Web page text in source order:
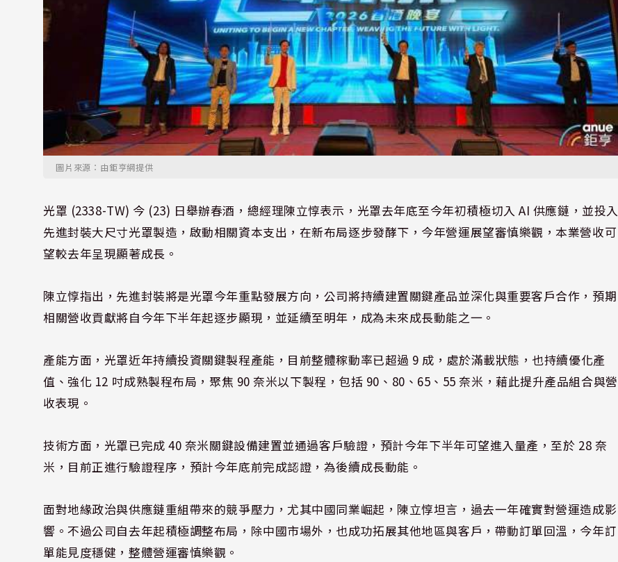
圖片來源：由鉅亨網提供
光罩 (2338-TW) 今 (23) 日舉辦春酒，總經理陳立惇表示，光罩去年底至今年初積極切入 AI 供應鏈，並投入
先進封裝大尺寸光罩製造，啟動相關資本支出，在新布局逐步發酵下，今年營運展望審慎樂觀，本業營收可
望較去年呈現顯著成長。
陳立惇指出，先進封裝將是光罩今年重點發展方向，公司將持續建置關鍵產品並深化與重要客戶合作，預期
相關營收貢獻將自今年下半年起逐步顯現，並延續至明年，成為未來成長動能之一。
產能方面，光罩近年持續投資關鍵製程產能，目前整體稼動率已超過 9 成，處於滿載狀態，也持續優化產
值、強化 12 吋成熟製程布局，聚焦 90 奈米以下製程，包括 90、80、65、55 奈米，藉此提升產品組合與營
收表現。
技術方面，光罩已完成 40 奈米關鍵設備建置並通過客戶驗證，預計今年下半年可望進入量產，至於 28 奈
米，目前正進行驗證程序，預計今年底前完成認證，為後續成長動能。
面對地緣政治與供應鏈重組帶來的競爭壓力，尤其中國同業崛起，陳立惇坦言，過去一年確實對營運造成影
響。不過公司自去年起積極調整布局，除中國市場外，也成功拓展其他地區與客戶，帶動訂單回溫，今年訂
單能見度穩健，整體營運審慎樂觀。